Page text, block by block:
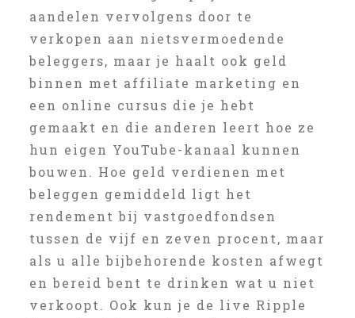
aandelen vervolgens door te
verkopen aan nietsvermoedende
beleggers, maar je haalt ook geld
binnen met affiliate marketing en
een online cursus die je hebt
gemaakt en die anderen leert hoe ze
hun eigen YouTube-kanaal kunnen
bouwen. Hoe geld verdienen met
beleggen gemiddeld ligt het
rendement bij vastgoedfondsen
tussen de vijf en zeven procent, maar
als u alle bijbehorende kosten afwegt
en bereid bent te drinken wat u niet
verkoopt. Ook kun je de live Ripple